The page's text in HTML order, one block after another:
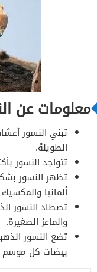
معلومات عن
تبني النسور
الطويلة.
تتواجد النسور بأكثر من 60
تظهر النسور
ألمانيا
تصطاد النسور
والماعز الصغيرة.
تضع النسور
بيضات كل موسم